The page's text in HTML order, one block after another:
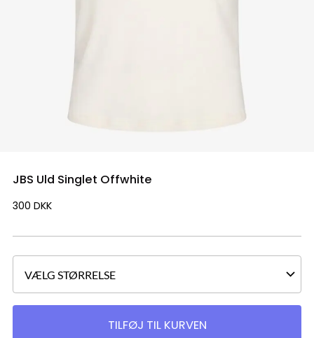
JBS Uld Singlet Offwhite
300 DKK
TILFØJ TIL KURVEN